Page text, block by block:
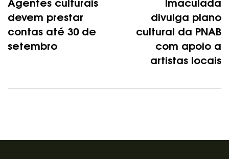
devem prestar
contas até 30 de
setembro
divulga plano
cultural da PNAB
com apoio a
artistas locais